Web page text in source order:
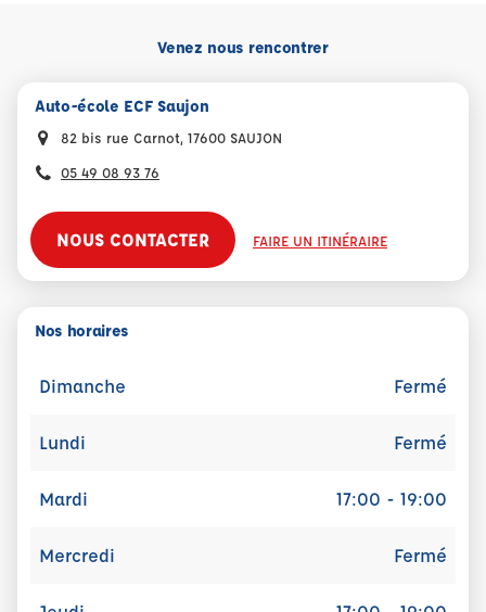
Venez nous rencontrer
Auto-école ECF Saujon
82 bis rue Carnot, 17600 SAUJON
05 49 08 93 76
NOUS CONTACTER FAIRE UN ITINÉRAIRE
Nos horaires
Dimanche Fermé
Lundi Fermé
Mardi 17:00 - 19:00
Mercredi Fermé